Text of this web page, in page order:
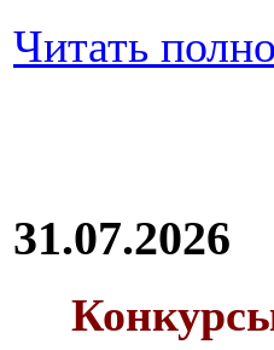
Читать
31.07.2026